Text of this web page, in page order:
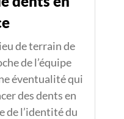
de terrain de
de l’équipe
éventualité qui
des dents en
de l’identité du